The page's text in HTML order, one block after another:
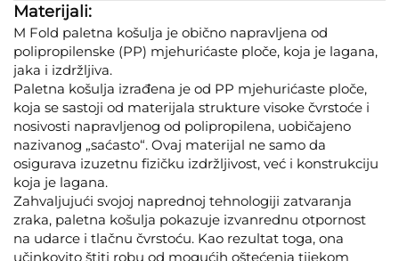
Materijali:
M Fold paletna košulja je obično napravljena od
polipropilenske (PP) mjehurićaste ploče, koja je lagana,
jaka i izdržljiva.
Paletna košulja izrađena je od PP mjehurićaste ploče,
koja se sastoji od materijala strukture visoke čvrstoće i
nosivosti napravljenog od polipropilena, uobičajeno
nazivanog „saćasto“. Ovaj materijal ne samo da
osigurava izuzetnu fizičku izdržljivost, već i konstrukciju
koja je lagana.
Zahvaljujući svojoj naprednoj tehnologiji zatvaranja
zraka, paletna košulja pokazuje izvanrednu otpornost
na udarce i tlačnu čvrstoću. Kao rezultat toga, ona
učinkovito štiti robu od mogućih oštećenja tijekom